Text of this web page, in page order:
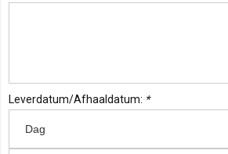
Leverdatum/Afhaaldatum: *